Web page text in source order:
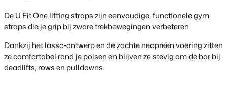
De U Fit One lifting straps zijn eenvoudige, functionele gym
straps die je grip bij zware trekbewegingen verbeteren.
Dankzij het lasso‑ontwerp en de zachte neopreen voering zitten
ze comfortabel rond je polsen en blijven ze stevig om de bar bij
deadlifts, rows en pulldowns.